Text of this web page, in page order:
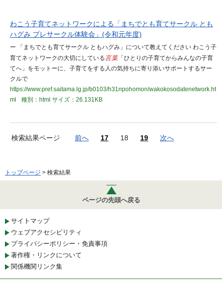
わこう子育てネットワークによる「まちでとも育てサークル とも
ハグみ プレサークル体験会」(令和元年度)
ー 「まちでとも育てサークル ともハグみ」について教えてください わこう子
育てネットワークの大切にしている 言葉「ひとりの子育てからみんなの子育
てへ」をモットーに、子育てをする人の気持ちに寄り添いサポートするサー
クルで
https://www.pref.saitama.lg.jp/b0103/h31npohomon/wakokosodatenetwork.ht
ml
種別：html サイズ：26.131KB
検索結果ページ 前へ 17 18 19 次へ
トップページ > 検索結果
ページの先頭へ戻る
サイトマップ
ウェブアクセシビリティ
プライバシーポリシー・免責事項
著作権・リンクについて
関係機関リンク集